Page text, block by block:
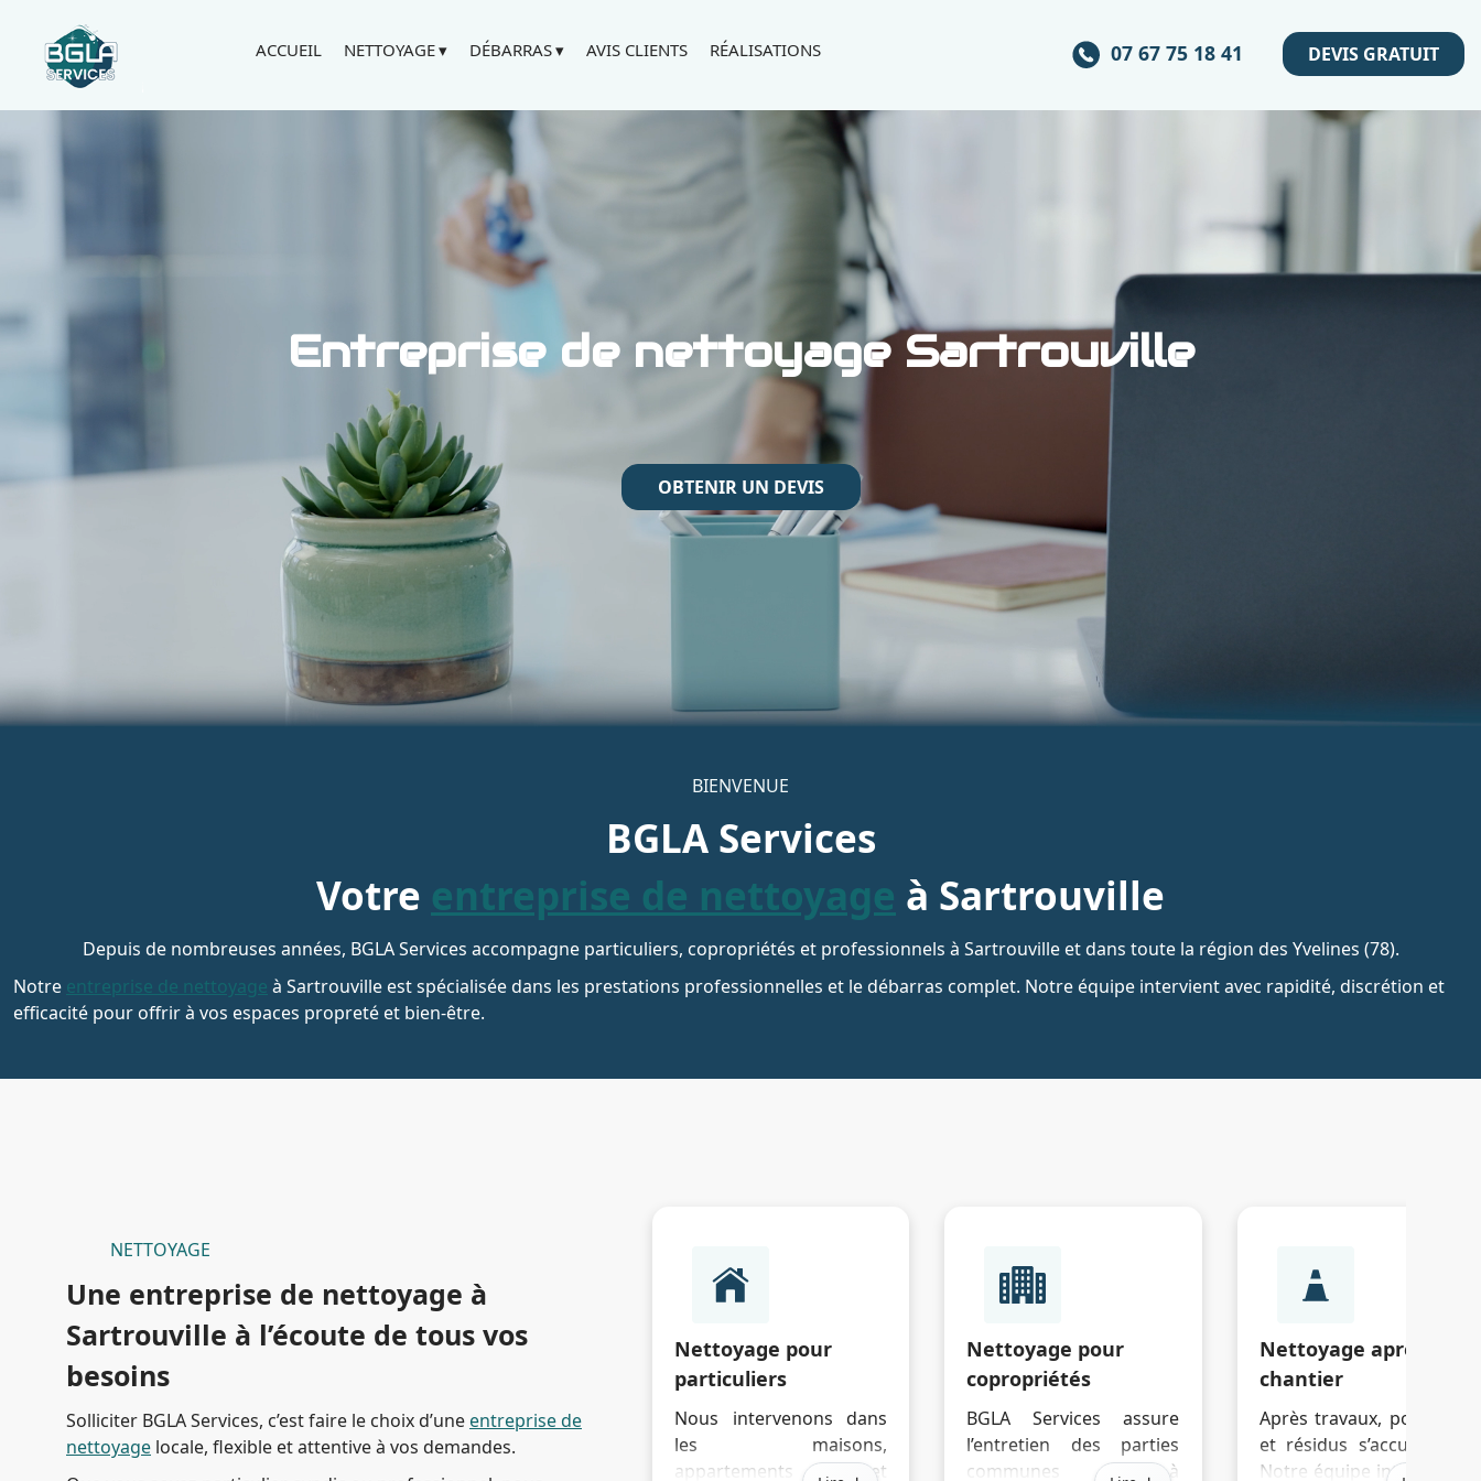
DEVIS GRATUIT
07 67 75 18 41
ACCUEIL NETTOYAGE DÉBARRAS AVIS CLIENTS RÉALISATIONS
Entreprise de nettoyage Sartrouville
OBTENIR UN DEVIS
BIENVENUE
BGLA Services
Votre entreprise de nettoyage à Sartrouville
Depuis de nombreuses années, BGLA Services accompagne particuliers, copropriétés et professionnels à Sartrouville et dans toute la région des Yvelines (78).
Notre entreprise de nettoyage à Sartrouville est spécialisée dans les prestations professionnelles et le débarras complet. Notre équipe intervient avec rapidité, discrétion et
efficacité pour offrir à vos espaces propreté et bien-être.
NETTOYAGE
Une entreprise de nettoyage à
Sartrouville à l’écoute de tous vos
besoins
Solliciter BGLA Services, c’est faire le choix d’uneentreprise de
nettoyage locale, flexible et attentive à vos demandes.
Nettoyage pour
particuliers
Nous intervenons dans
les maisons,
appartements et
Nettoyage pour
copropriétés
BGLA Services assure
l’entretien des parties
communes à
Nettoyage après
chantier
Après travaux, poussière
et résidus s’accumulent.
Notre équipe intervient à